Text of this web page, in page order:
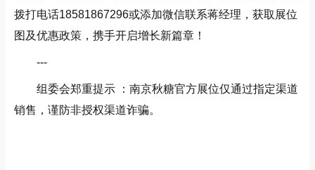
拨打电话18581867296或添加微信联系蒋经理，获取展位
图及优惠政策，携手开启增长新篇章！
---
组委会郑重提示 ：南京秋糖官方展位仅通过指定渠道
销售，谨防非授权渠道诈骗。